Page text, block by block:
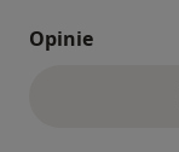
Opinie